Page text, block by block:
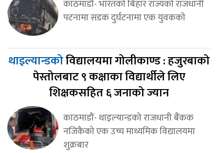
काठमाडौं- भारतको बिहार राज्यको राजधानी
पटनामा सडक दुर्घटनामा एक युवकको
थाइल्यान्डकोविद्यालयमा गोलीकाण्ड : हजुरबाको
पेस्तोलबाट ९ कक्षाका विद्यार्थीले लिए
शिक्षकसहित ६ जनाको ज्यान
काठमाडौं- थाइल्यान्डको राजधानी बैंकक
नजिकैको एक उच्च माध्यमिक विद्यालयमा
शुक्रबार